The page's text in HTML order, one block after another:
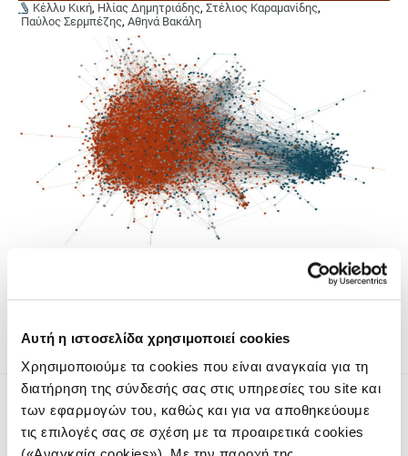
Αυτή η ιστοσελίδα χρησιμοποιεί cookies
Χρησιμοποιούμε τα cookies που είναι αναγκαία για τη
διατήρηση της σύνδεσής σας στις υπηρεσίες του site και
των εφαρμογών του, καθώς και για να αποθηκεύουμε
τις επιλογές σας σε σχέση με τα προαιρετικά cookies
Κέλλυ Κική, Ηλίας Δημητριάδης, Στέλιος Καραμανίδης,
Παύλος Σερμπέζης, Αθηνά Βακάλη
Το iMEdD Lab και το Datalab παρουσιάζουν μια ερευνητική
συνέργεια, με αντικείμενο την ανάλυση του διαλόγου για